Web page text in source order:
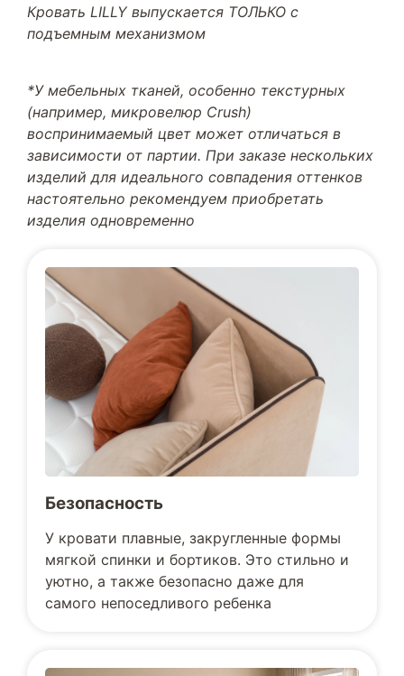
Кровать LILLY выпускается ТОЛЬКО с
подъемным механизмом
*У мебельных тканей, особенно текстурных
(например, микровелюр Crush)
воспринимаемый цвет может отличаться в
зависимости от партии. При заказе нескольких
изделий для идеального совпадения оттенков
настоятельно рекомендуем приобретать
изделия одновременно
Безопасность
У кровати плавные, закругленные формы
мягкой спинки и бортиков. Это стильно и
уютно, а также безопасно даже для
самого непоседливого ребенка